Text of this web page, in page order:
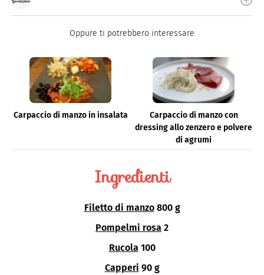
quale trovi idee veloci, facili e spiegate passo passo.
Oppure ti potrebbero interessare
Carpaccio di manzo in insalata
Carpaccio di manzo con
dressing allo zenzero e polvere
di agrumi
Ingredienti
Filetto di manzo 800 g
Pompelmi rosa 2
Rucola 100
Capperi 90 g